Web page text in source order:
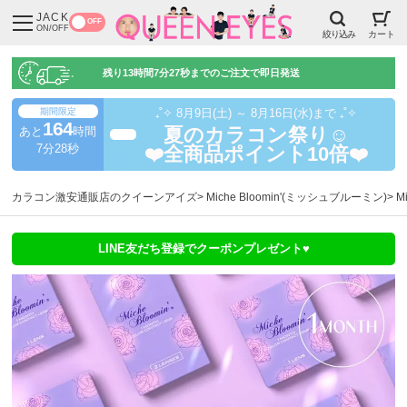
JACK
ON/OFF
OFF
絞り込み カート
残り13時間7分26秒までのご注文で即日発送
期間限定
あと 164時間
7分27秒
₊˚✧ 8月9日(土) ～ 8月16日(水)まで ₊˚✧
夏のカラコン祭り☺️
❤️全商品ポイント10倍❤️
カラコン激安通販店のクイーンアイズ Miche Bloomin'(ミッシュブルーミン)
LINE友だち登録でクーポンプレゼント♥